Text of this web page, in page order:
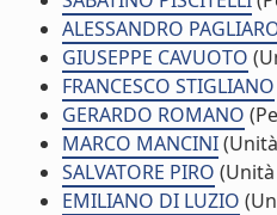
ALESSANDRO
GIUSEPPE CAVUOTO
FRANCESCO STIGLIANO
GERARDO ROMANO
MARCO MANCINI
SALVATORE PIRO
EMILIANO DI LUZIO